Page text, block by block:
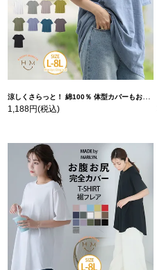
涼しくさらっと！ 綿100％ 体型カバーもお洒落も叶える 風合いコットン ゆるシルエット ドルマン | 大きいサイズの通販ならハッピーマリリン
1,188円(税込)